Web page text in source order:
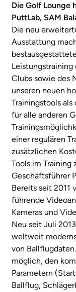
Die Golf Lounge
PuttLab, SAM
Die neu
Ausstattung
Clubs sowie des
unseren neuen
Trainingstools
für alle anderen
einer regulären
zusätzlichen
Tools im Training
Geschäftsführer
Bereits seit 2011
führende
Kameras und
Neu seit Juli
weltweit
von
möglich, den
Parametern
Ballflug,